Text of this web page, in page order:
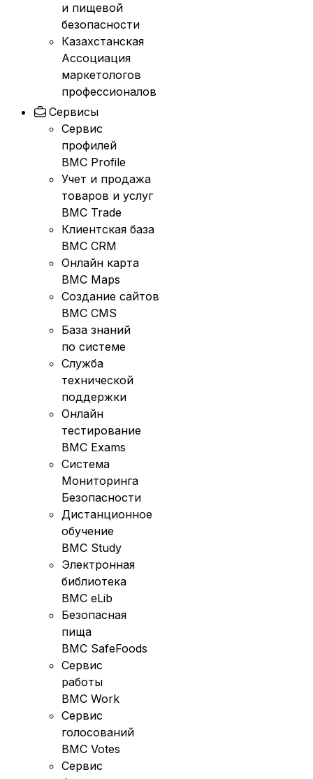
и пищевой
безопасности
Казахстанская
Ассоциация
маркетологов
профессионалов
Сервисы
Сервис
профилей
BMC Profile
Учет и продажа
товаров и услуг
BMC Trade
Клиентская база
BMC CRM
Онлайн карта
BMC Maps
Создание сайтов
BMC CMS
База знаний
по системе
Служба
технической
поддержки
Онлайн
тестирование
BMC Exams
Система
Мониторинга
Безопасности
Дистанционное
обучение
BMC Study
Электронная
библиотека
BMC eLib
Безопасная
пища
BMC SafeFoods
Сервис
работы
BMC Work
Сервис
голосований
BMC Votes
Сервис